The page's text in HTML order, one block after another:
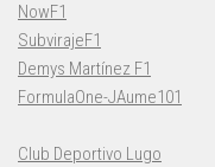
NowF1
SubvirajeF1
Demys Martínez F1
FormulaOne-JAume101
Club Deportivo Lugo